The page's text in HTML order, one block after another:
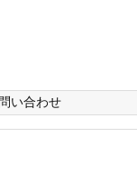
い合わせ